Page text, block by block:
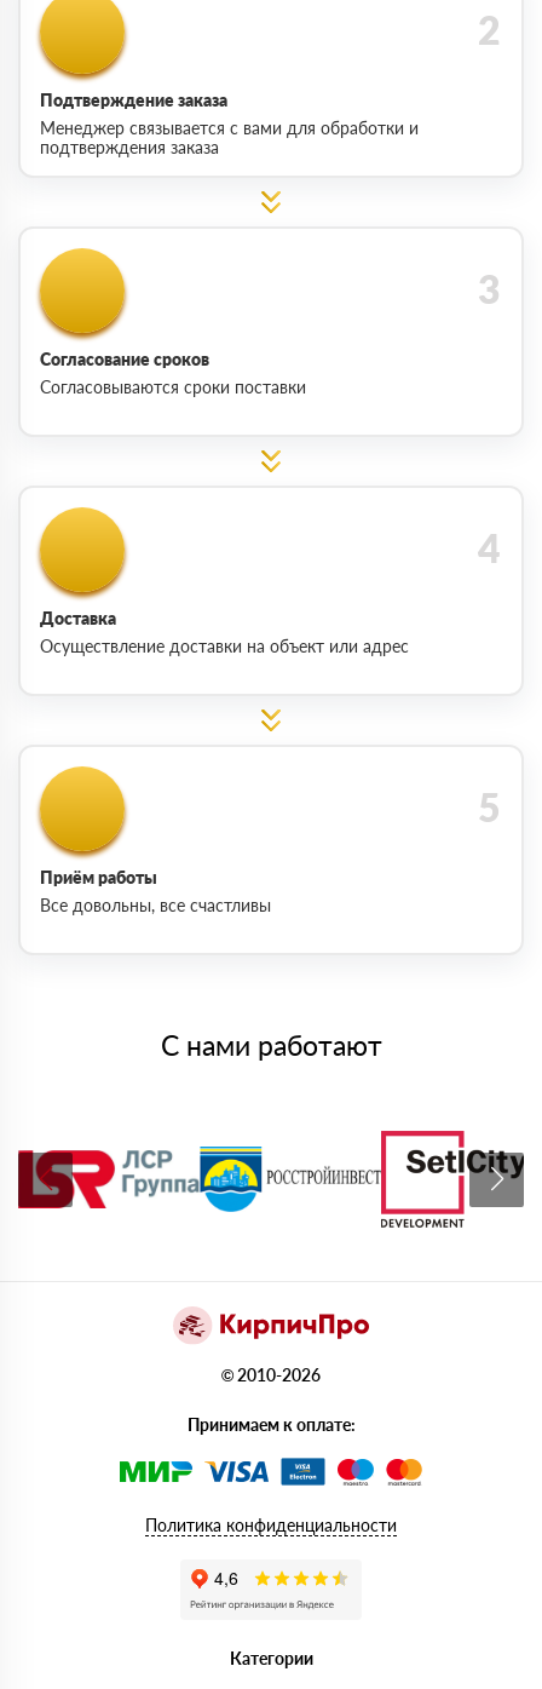
Подтверждение заказа
Менеджер связывается с вами для обработки и
подтверждения заказа
Согласование сроков
Согласовываются сроки поставки
Доставка
Осуществление доставки на объект или адрес
Приём работы
Все довольны, все счастливы
С нами работают
© 2010-2026
Принимаем к оплате:
Политика конфиденциальности
Категории